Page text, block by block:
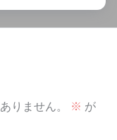
りません。 ※ が